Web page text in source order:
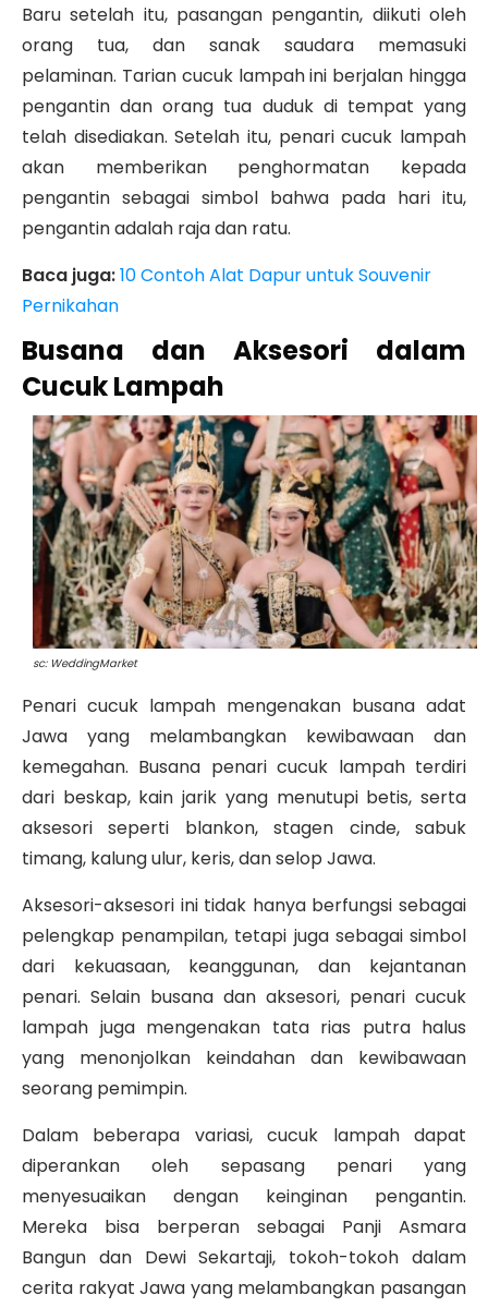
Baru setelah itu, pasangan pengantin, diikuti oleh
orang tua, dan sanak saudara memasuki
pelaminan. Tarian cucuk lampah ini berjalan hingga
pengantin dan orang tua duduk di tempat yang
telah disediakan. Setelah itu, penari cucuk lampah
akan memberikan penghormatan kepada
pengantin sebagai simbol bahwa pada hari itu,
pengantin adalah raja dan ratu.
Baca juga:10 Contoh Alat Dapur untuk Souvenir
Pernikahan
Busana dan Aksesori dalam
Cucuk Lampah
sc: WeddingMarket
Penari cucuk lampah mengenakan busana adat
Jawa yang melambangkan kewibawaan dan
kemegahan. Busana penari cucuk lampah terdiri
dari beskap, kain jarik yang menutupi betis, serta
aksesori seperti blankon, stagen cinde, sabuk
timang, kalung ulur, keris, dan selop Jawa.
Aksesori-aksesori ini tidak hanya berfungsi sebagai
pelengkap penampilan, tetapi juga sebagai simbol
dari kekuasaan, keanggunan, dan kejantanan
penari. Selain busana dan aksesori, penari cucuk
lampah juga mengenakan tata rias putra halus
yang menonjolkan keindahan dan kewibawaan
seorang pemimpin.
Dalam beberapa variasi, cucuk lampah dapat
diperankan oleh sepasang penari yang
menyesuaikan dengan keinginan pengantin.
Mereka bisa berperan sebagai Panji Asmara
Bangun dan Dewi Sekartaji, tokoh-tokoh dalam
cerita rakyat Jawa yang melambangkan pasangan